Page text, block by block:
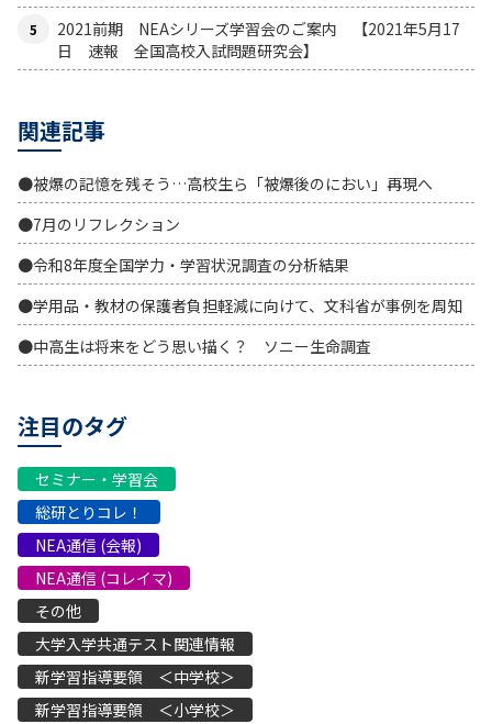
2021前期 NEAシリーズ学習会のご案内 【2021年5月17
日 速報 全国高校入試問題研究会】
関連記事
●被爆の記憶を残そう…高校生ら「被爆後のにおい」再現へ
●7月のリフレクション
●令和8年度全国学力・学習状況調査の分析結果
●学用品・教材の保護者負担軽減に向けて、文科省が事例を周知
●中高生は将来をどう思い描く？ ソニー生命調査
注目のタグ
セミナー・学習会
総研とりコレ！
NEA通信 (会報)
NEA通信 (コレイマ)
その他
大学入学共通テスト関連情報
新学習指導要領 ＜中学校＞
新学習指導要領 ＜小学校＞